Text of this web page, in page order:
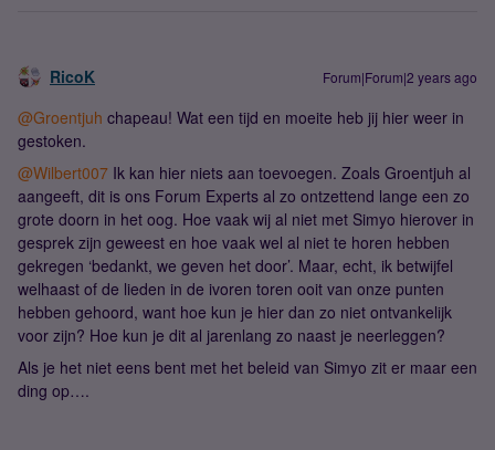
RicoK Forum|Forum|2 years ago
@Groentjuh chapeau! Wat een tijd en moeite heb jij hier weer in
gestoken.
@Wilbert007 Ik kan hier niets aan toevoegen. Zoals Groentjuh al
aangeeft, dit is ons Forum Experts al zo ontzettend lange een zo
grote doorn in het oog. Hoe vaak wij al niet met Simyo hierover in
gesprek zijn geweest en hoe vaak wel al niet te horen hebben
gekregen ‘bedankt, we geven het door’. Maar, echt, ik betwijfel
welhaast of de lieden in de ivoren toren ooit van onze punten
hebben gehoord, want hoe kun je hier dan zo niet ontvankelijk
voor zijn? Hoe kun je dit al jarenlang zo naast je neerleggen?
Als je het niet eens bent met het beleid van Simyo zit er maar een
ding op….